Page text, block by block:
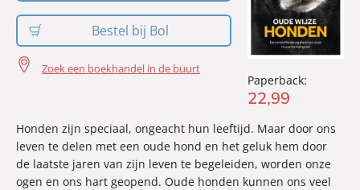
verdriet en de pijn na de dood van een geliefd dier.
Paperback:
22,99
Bestel bij Bol
Zoek een boekhandel in de buurt
Honden zijn speciaal, ongeacht hun leeftijd. Maar door ons
leven te delen met een oude hond en het geluk hem door
de laatste jaren van zijn leven te begeleiden, worden onze
ogen en ons hart geopend. Oude honden kunnen ons veel